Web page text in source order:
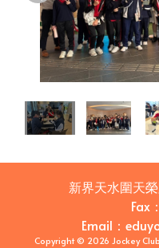
新界天水圍天
Fax：
Email ：
Copyright © 2026 Jockey